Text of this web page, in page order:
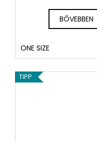
BŐVEBBEN
ONE SIZE
TIPP